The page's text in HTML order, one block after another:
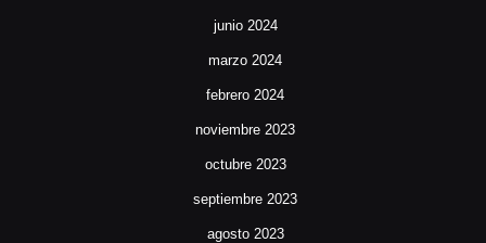
junio 2024
marzo 2024
febrero 2024
noviembre 2023
octubre 2023
septiembre 2023
agosto 2023